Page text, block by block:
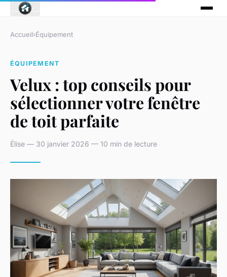
Accueil›Équipement
ÉQUIPEMENT
Velux : top conseils pour
sélectionner votre fenêtre
de toit parfaite
Élise — 30 janvier 2026 — 10 min de lecture